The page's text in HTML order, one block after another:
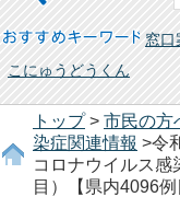
おすすめキーワード 窓口
こにゅうどうくん
トップ> 市民の方
染症関連情報 >令
コロナウイルス感
目）【県内4096例